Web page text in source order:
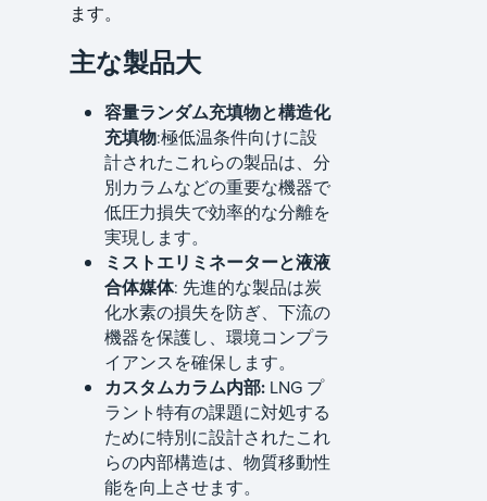
ます。
主な製品大
容量ランダム充填物と構造化
充填物:極低温条件向けに設
計されたこれらの製品は、分
別カラムなどの重要な機器で
低圧力損失で効率的な分離を
実現します。
ミストエリミネーターと液液
合体媒体: 先進的な製品は炭
化水素の損失を防ぎ、下流の
機器を保護し、環境コンプラ
イアンスを確保します。
カスタムカラム内部: LNG プ
ラント特有の課題に対処する
ために特別に設計されたこれ
らの内部構造は、物質移動性
能を向上させます。